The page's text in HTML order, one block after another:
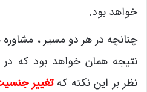
خواهد بود.
چنانچه در هر دو مسیر ،
نتیجه همان خواهد بود که در
نظر بر این نکته کهتغییر